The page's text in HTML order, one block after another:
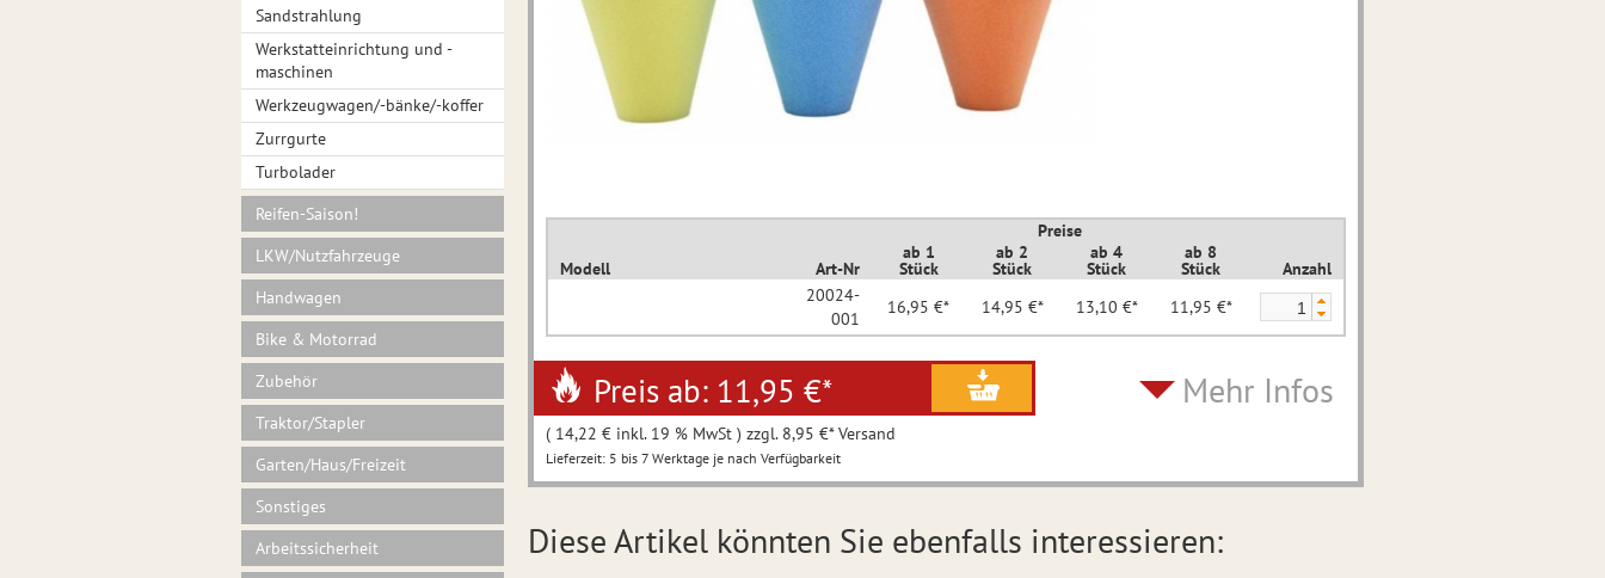
Sandstrahlung
Werkstatteinrichtung und -
maschinen
Werkzeugwagen/-bänke/-koffer
Zurrgurte
Turbolader
Reifen-Saison!
LKW/Nutzfahrzeuge
Handwagen
Bike & Motorrad
Zubehör
Traktor/Stapler
Garten/Haus/Freizeit
Sonstiges
Arbeitssicherheit
Modell Art-Nr
Preise
Anzahl
ab 1
Stück
ab 2
Stück
ab 4
Stück
ab 8
Stück
20024-
001
16,95 €* 14,95 €* 13,10 €* 11,95 €*
Preis ab: 11,95 €*
( 14,22 € inkl. 19 % MwSt ) zzgl. 8,95 €* Versand
Lieferzeit: 5 bis 7 Werktage je nach Verfügbarkeit
Mehr Infos
Diese Artikel könnten Sie ebenfalls interessieren: